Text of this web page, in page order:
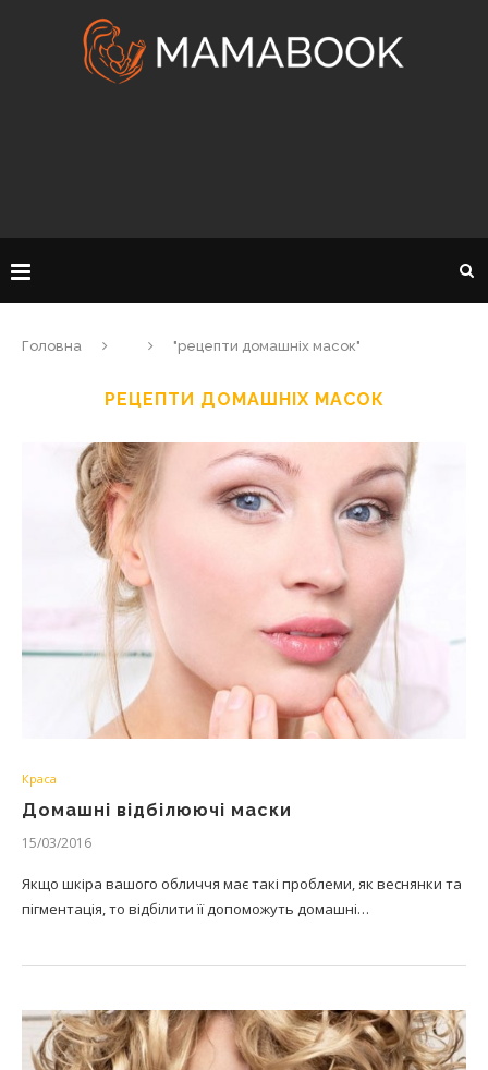
Головна "рецепти домашніх масок"
РЕЦЕПТИ ДОМАШНІХ МАСОК
Краса
Домашні відбілюючі маски
15/03/2016
Якщо шкіра вашого обличчя має такі проблеми, як веснянки та
пігментація, то відбілити її допоможуть домашні…